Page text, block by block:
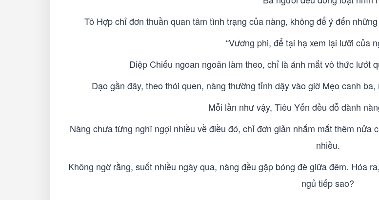
Tô Hợp chỉ đơn thuần quan tâm tình trạng của nàng, không để ý đến
“Vương phi, để tại hạ xem lại lưỡi của
Diệp Chiếu ngoan ngoãn làm theo, chỉ là ánh mắt vô thức lướt
Dạo gần đây, theo thói quen, nàng thường tỉnh dậy vào giờ Mẹo canh
Mỗi lần như vậy, Tiêu Yến đều dỗ dành
Nàng chưa từng nghĩ ngợi nhiều về điều đó, chỉ đơn giản nhắm mắt thêm nửa
nhiều.
Không ngờ rằng, suốt nhiều ngày qua, nàng đều gặp bóng đè giữa đêm. Hóa
ngủ tiếp sao?